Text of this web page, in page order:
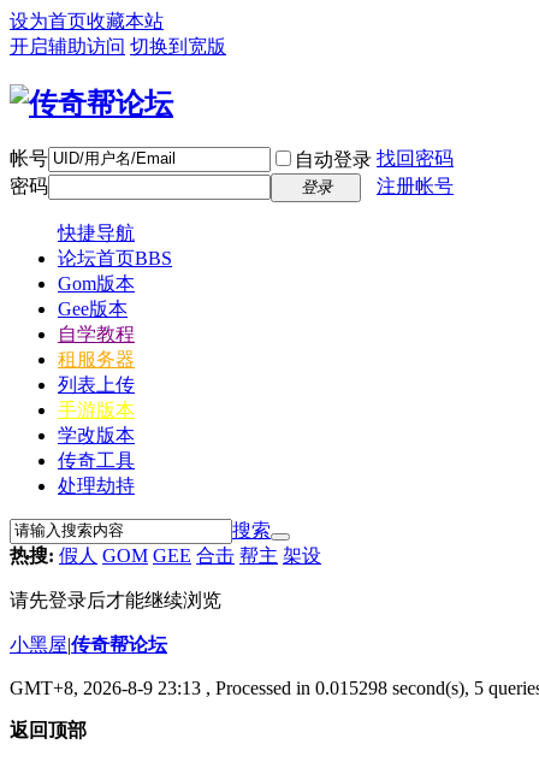
设为首页收藏本站
开启辅助访问 切换到宽版
帐号 自动登录 找回密码
密码
登录 注册帐号
快捷导航
论坛首页BBS
Gom版本
Gee版本
自学教程
租服务器
列表上传
手游版本
学改版本
传奇工具
处理劫持
搜索
热搜: 假人 GOM GEE 合击 帮主 架设
请先登录后才能继续浏览
小黑屋|传奇帮论坛
GMT+8, 2026-8-9 23:13 , Processed in 0.015298 second(s), 5
返回顶部